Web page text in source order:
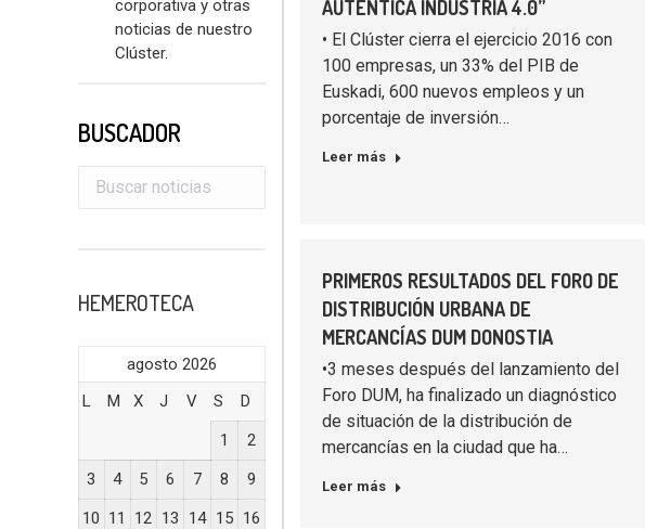
corporativa y otras
noticias de nuestro
Clúster.
BUSCADOR
HEMEROTECA
agosto 2026
L
M X J V S
D
1
2
3
4 5 6 7 8
9
10 11 12 13 14 15 16
AUTÉNTICA INDUSTRIA 4.0”
• El Clúster cierra el ejercicio 2016 con
100 empresas, un 33% del PIB de
Euskadi, 600 nuevos empleos y un
porcentaje de inversión…
Leer más
PRIMEROS RESULTADOS DEL FORO DE
DISTRIBUCIÓN URBANA DE
MERCANCÍAS DUM DONOSTIA
•3 meses después del lanzamiento del
Foro DUM, ha finalizado un diagnóstico
de situación de la distribución de
mercancías en la ciudad que ha…
Leer más